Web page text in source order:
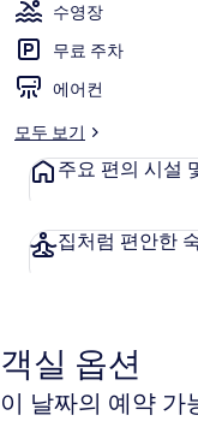
채
텀
파
크
의
사
수영장
무료 주차
에어컨
모두 보기
주요 편의 시설
집처럼 편안한
객실 옵션
이 날짜의 예약 가